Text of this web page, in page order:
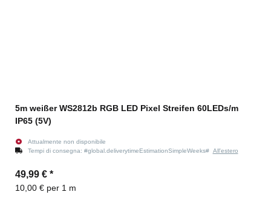
5m weißer WS2812b RGB LED Pixel Streifen 60LEDs/m
IP65 (5V)
Attualmente non disponibile
Tempi di consegna: #global.deliverytimeEstimationSimpleWeeks# All'estero
49,99 € *
10,00 € per 1 m